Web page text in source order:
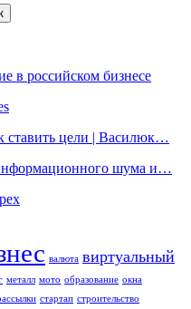
в российском бизнесе
ставить цели | Василюк…
шума и…
валюта виртуальный
металл мото образование окна
стартап строительство